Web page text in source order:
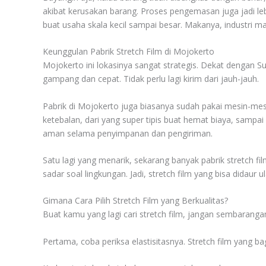
akibat kerusakan barang. Proses pengemasan juga jadi
buat usaha skala kecil sampai besar. Makanya, industri
Keunggulan Pabrik Stretch Film di Mojokerto
Mojokerto ini lokasinya sangat strategis. Dekat dengan
gampang dan cepat. Tidak perlu lagi kirim dari jauh-jauh.
Pabrik di Mojokerto juga biasanya sudah pakai mesin-
ketebalan, dari yang super tipis buat hemat biaya,
aman selama penyimpanan dan pengiriman.
Satu lagi yang menarik, sekarang banyak pabrik stretch
sadar soal lingkungan. Jadi, stretch film yang bisa
Gimana Cara Pilih Stretch Film yang Berkualitas?
Buat kamu yang lagi cari stretch film, jangan
Pertama, coba periksa elastisitasnya. Stretch film yang